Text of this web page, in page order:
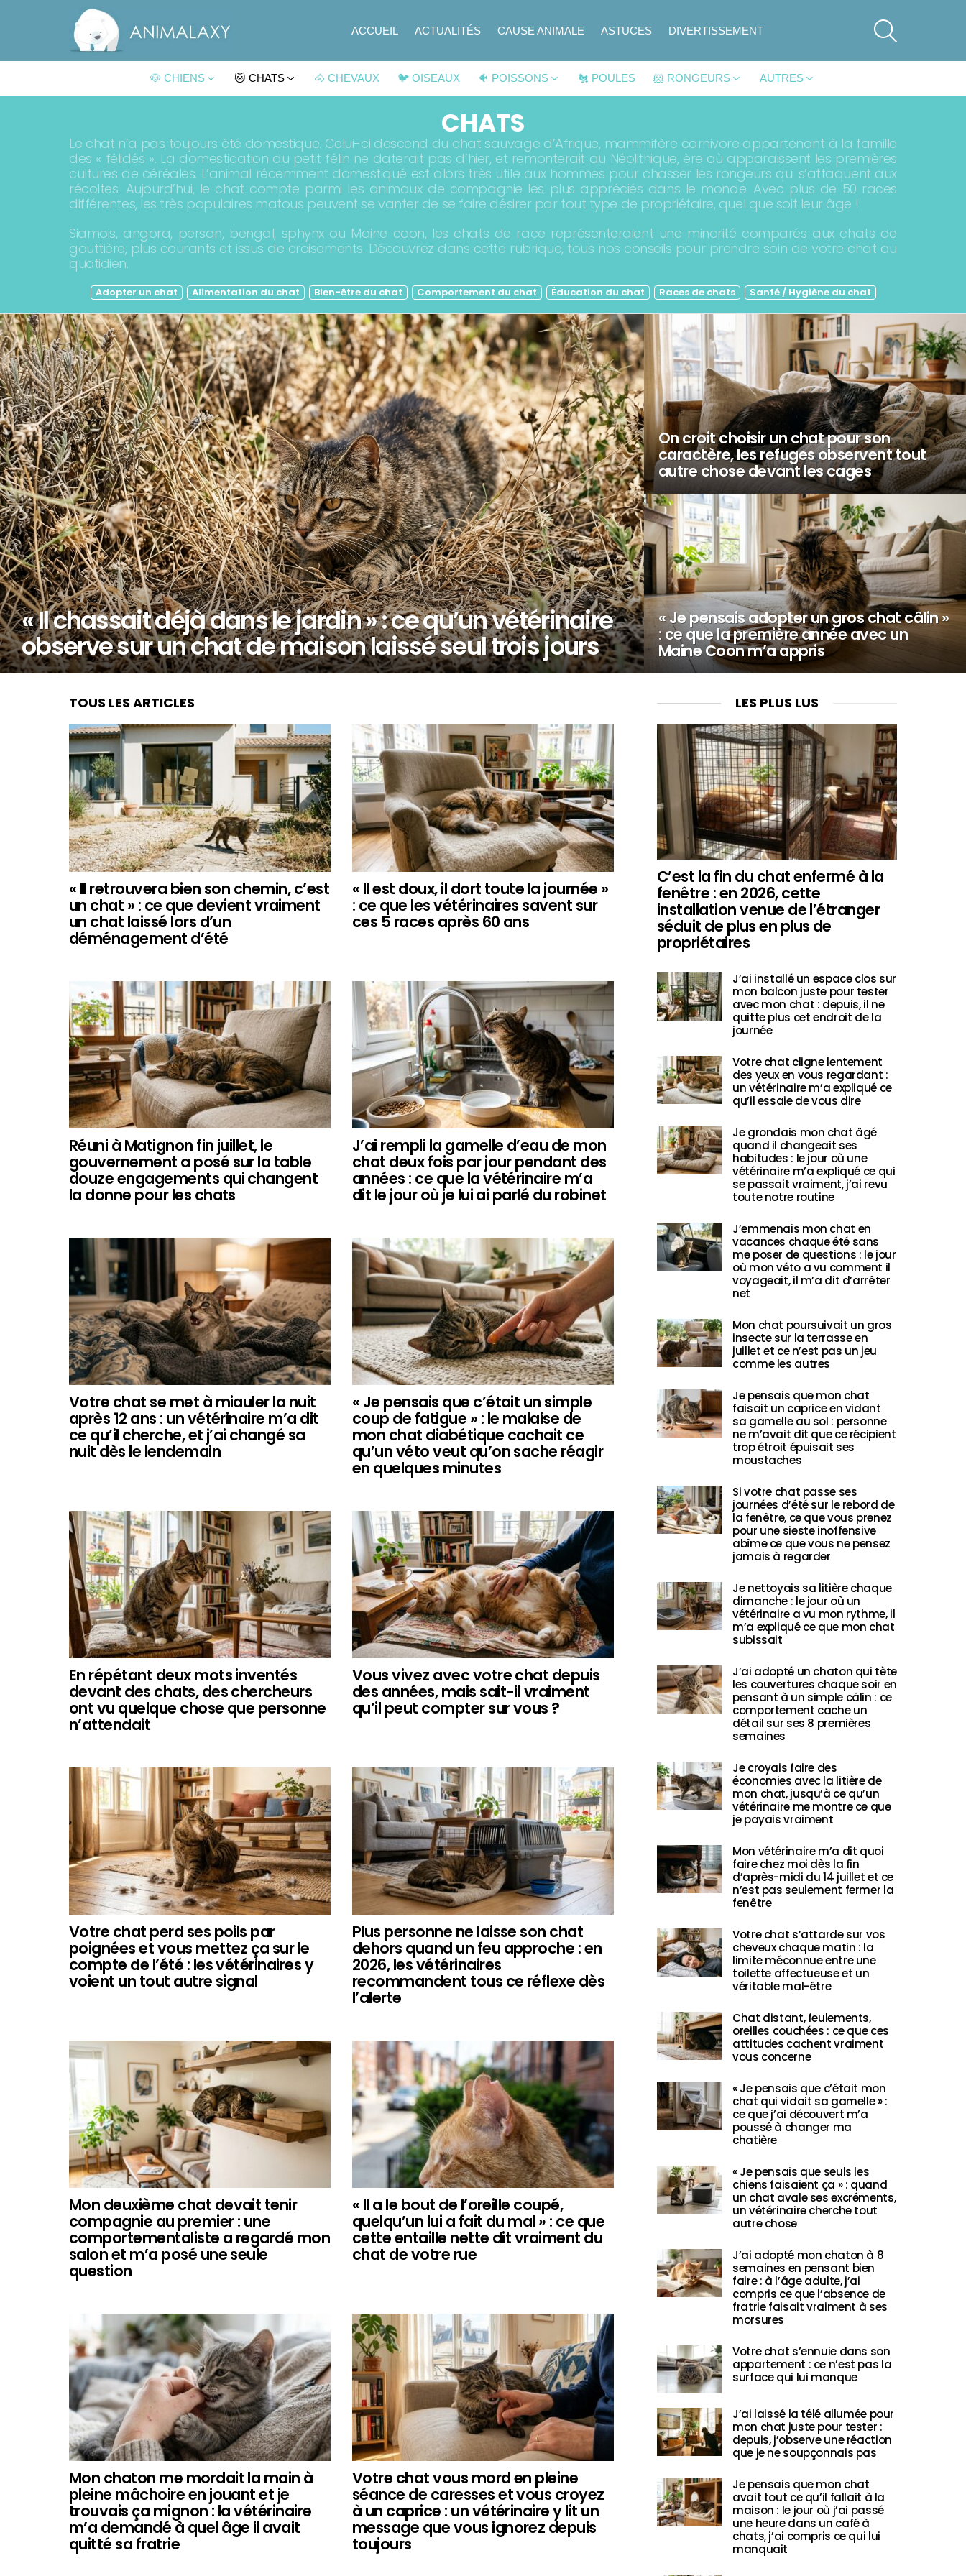
ACCUEIL ACTUALITÉS CAUSE ANIMALE ASTUCES DIVERTISSEMENT
🐶 CHIENS 🐱 CHATS 🐴 CHEVAUX 🐦 OISEAUX 🐠 POISSONS 🐔 POULES 🐹 RONGEURS AUTRES
CHATS
Le chat n’a pas toujours été domestique. Celui-ci descend du chat sauvage d’Afrique, mammifère carnivore appartenant à la famille
des « félidés ». La domestication du petit félin ne daterait pas d’hier, et remonterait au Néolithique, ère où apparaissent les premières
cultures de céréales. L’animal récemment domestiqué est alors très utile aux hommes pour chasser les rongeurs qui s’attaquent aux
récoltes. Aujourd’hui, le chat compte parmi les animaux de compagnie les plus appréciés dans le monde. Avec plus de 50 races
différentes, les très populaires matous peuvent se vanter de se faire désirer par tout type de propriétaire, quel que soit leur âge !
Siamois, angora, persan, bengal, sphynx ou Maine coon, les chats de race représenteraient une minorité comparés aux chats de
gouttière, plus courants et issus de croisements. Découvrez dans cette rubrique, tous nos conseils pour prendre soin de votre chat au
quotidien.
SUBTERMSAdopter un chat Alimentation du chat Bien-être du chat Comportement du chat Éducation du chat Races de chats Santé / Hygiène du chat
LATEST
STORIES
« Il chassait déjà dans le jardin » : ce qu’un vétérinaire
observe sur un chat de maison laissé seul trois jours
On croit choisir un chat pour son
caractère, les refuges observent tout
autre chose devant les cages
« Je pensais adopter un gros chat câlin »
: ce que la première année avec un
Maine Coon m’a appris
TOUS LES ARTICLES
« Il retrouvera bien son chemin, c’est
un chat » : ce que devient vraiment
un chat laissé lors d’un
déménagement d’été
« Il est doux, il dort toute la journée »
: ce que les vétérinaires savent sur
ces 5 races après 60 ans
Réuni à Matignon fin juillet, le
gouvernement a posé sur la table
douze engagements qui changent
la donne pour les chats
J’ai rempli la gamelle d’eau de mon
chat deux fois par jour pendant des
années : ce que la vétérinaire m’a
dit le jour où je lui ai parlé du robinet
Votre chat se met à miauler la nuit
après 12 ans : un vétérinaire m’a dit
ce qu’il cherche, et j’ai changé sa
nuit dès le lendemain
« Je pensais que c’était un simple
coup de fatigue » : le malaise de
mon chat diabétique cachait ce
qu’un véto veut qu’on sache réagir
en quelques minutes
En répétant deux mots inventés
devant des chats, des chercheurs
ont vu quelque chose que personne
n’attendait
Vous vivez avec votre chat depuis
des années, mais sait-il vraiment
qu’il peut compter sur vous ?
Votre chat perd ses poils par
poignées et vous mettez ça sur le
compte de l’été : les vétérinaires y
voient un tout autre signal
Plus personne ne laisse son chat
dehors quand un feu approche : en
2026, les vétérinaires
recommandent tous ce réflexe dès
l’alerte
Mon deuxième chat devait tenir
compagnie au premier : une
comportementaliste a regardé mon
salon et m’a posé une seule
question
« Il a le bout de l’oreille coupé,
quelqu’un lui a fait du mal » : ce que
cette entaille nette dit vraiment du
chat de votre rue
Mon chaton me mordait la main à
pleine mâchoire en jouant et je
trouvais ça mignon : la vétérinaire
m’a demandé à quel âge il avait
quitté sa fratrie
Votre chat vous mord en pleine
séance de caresses et vous croyez
à un caprice : un vétérinaire y lit un
message que vous ignorez depuis
toujours
LES PLUS LUS
C’est la fin du chat enfermé à la
fenêtre : en 2026, cette
installation venue de l’étranger
séduit de plus en plus de
propriétaires
J’ai installé un espace clos sur
mon balcon juste pour tester
avec mon chat : depuis, il ne
quitte plus cet endroit de la
journée
Votre chat cligne lentement
des yeux en vous regardant :
un vétérinaire m’a expliqué ce
qu’il essaie de vous dire
Je grondais mon chat âgé
quand il changeait ses
habitudes : le jour où une
vétérinaire m’a expliqué ce qui
se passait vraiment, j’ai revu
toute notre routine
J’emmenais mon chat en
vacances chaque été sans
me poser de questions : le jour
où mon véto a vu comment il
voyageait, il m’a dit d’arrêter
net
Mon chat poursuivait un gros
insecte sur la terrasse en
juillet et ce n’est pas un jeu
comme les autres
Je pensais que mon chat
faisait un caprice en vidant
sa gamelle au sol : personne
ne m’avait dit que ce récipient
trop étroit épuisait ses
moustaches
Si votre chat passe ses
journées d’été sur le rebord de
la fenêtre, ce que vous prenez
pour une sieste inoffensive
abîme ce que vous ne pensez
jamais à regarder
Je nettoyais sa litière chaque
dimanche : le jour où un
vétérinaire a vu mon rythme, il
m’a expliqué ce que mon chat
subissait
J’ai adopté un chaton qui tète
les couvertures chaque soir en
pensant à un simple câlin : ce
comportement cache un
détail sur ses 8 premières
semaines
Je croyais faire des
économies avec la litière de
mon chat, jusqu’à ce qu’un
vétérinaire me montre ce que
je payais vraiment
Mon vétérinaire m’a dit quoi
faire chez moi dès la fin
d’après-midi du 14 juillet et ce
n’est pas seulement fermer la
fenêtre
Votre chat s’attarde sur vos
cheveux chaque matin : la
limite méconnue entre une
toilette affectueuse et un
véritable mal-être
Chat distant, feulements,
oreilles couchées : ce que ces
attitudes cachent vraiment
vous concerne
« Je pensais que c’était mon
chat qui vidait sa gamelle » :
ce que j’ai découvert m’a
poussé à changer ma
chatière
« Je pensais que seuls les
chiens faisaient ça » : quand
un chat avale ses excréments,
un vétérinaire cherche tout
autre chose
J’ai adopté mon chaton à 8
semaines en pensant bien
faire : à l’âge adulte, j’ai
compris ce que l’absence de
fratrie faisait vraiment à ses
morsures
Votre chat s’ennuie dans son
appartement : ce n’est pas la
surface qui lui manque
J’ai laissé la télé allumée pour
mon chat juste pour tester :
depuis, j’observe une réaction
que je ne soupçonnais pas
Je pensais que mon chat
avait tout ce qu’il fallait à la
maison : le jour où j’ai passé
une heure dans un café à
chats, j’ai compris ce qui lui
manquait